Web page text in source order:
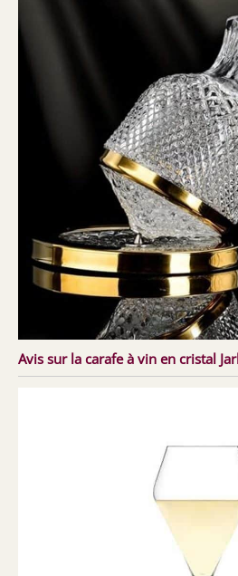
Avis sur la carafe à vin en cristal